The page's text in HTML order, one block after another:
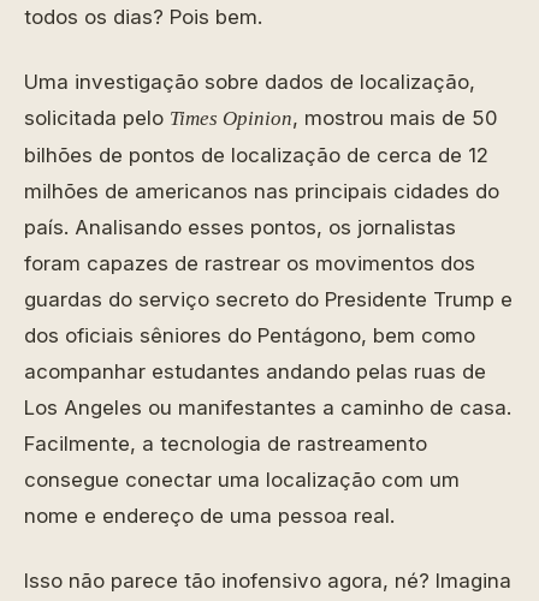
todos os dias? Pois bem.
Uma investigação sobre dados de localização,
solicitada pelo Times Opinion, mostrou mais de 50
bilhões de pontos de localização de cerca de 12
milhões de americanos nas principais cidades do
país. Analisando esses pontos, os jornalistas
foram capazes de rastrear os movimentos dos
guardas do serviço secreto do Presidente Trump e
dos oficiais sêniores do Pentágono, bem como
acompanhar estudantes andando pelas ruas de
Los Angeles ou manifestantes a caminho de casa.
Facilmente, a tecnologia de rastreamento
consegue conectar uma localização com um
nome e endereço de uma pessoa real.
Isso não parece tão inofensivo agora, né? Imagina